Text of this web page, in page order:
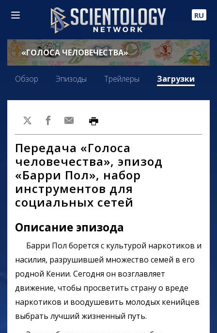
RU
«ГОЛОСА ЧЕЛОВЕЧЕСТВА»
Обзор Эпизоды Трейлеры Загрузки
Передача «Голоса
человечества», эпизод
«Барри Пол», набор
инструментов для
социальных сетей
Описание эпизода
Барри Пол борется с культурой наркотиков и
насилия, разрушившей множество семей в его
родной Кении. Сегодня он возглавляет
движение, чтобы просветить страну о вреде
наркотиков и воодушевить молодых кенийцев
выбрать лучший жизненный путь.